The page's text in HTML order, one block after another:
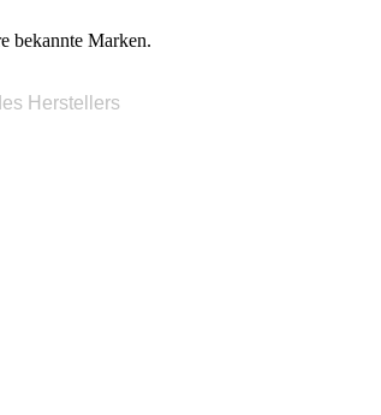
bekannte Marken.
Herstellers